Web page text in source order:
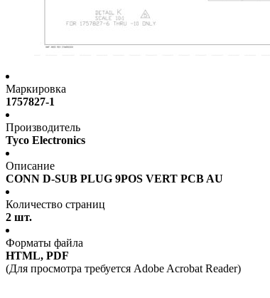
Маркировка
1757827-1
Производитель
Tyco Electronics
Описание
CONN D-SUB PLUG 9POS VERT PCB AU
Количество страниц
2 шт.
Форматы файла
HTML, PDF
(Для просмотра требуется Adobe Acrobat Reader)